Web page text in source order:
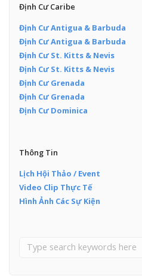
Định Cư Caribe
Định Cư Antigua & Barbuda
Định Cư Antigua & Barbuda
Định Cư St. Kitts & Nevis
Định Cư St. Kitts & Nevis
Định Cư Grenada
Định Cư Grenada
Định Cư Dominica
Thông Tin
Lịch Hội Thảo / Event
Video Clip Thực Tế
Hình Ảnh Các Sự Kiện